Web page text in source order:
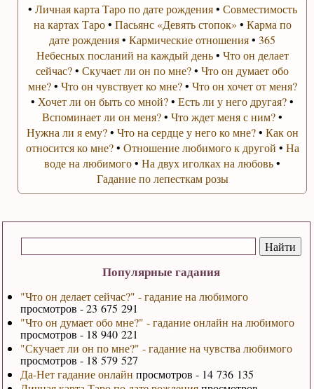
Популярные гадания
"Что он делает сейчас?" - гадание на любимого
просмотров - 23 675 291
"Что он думает обо мне?" - гадание онлайн на любимого
просмотров - 18 940 221
"Скучает ли он по мне?" - гадание на чувства любимого
просмотров - 18 579 527
Да-Нет гадание онлайн просмотров - 14 736 135
• Личная карта Таро по дате рождения• Совместимость
на картах Таро• Пасьянс «Девять стопок» • Карма по
дате рождения•Кармические отношения•365
Небесных посланий на каждый день• Что он делает
сейчас?•Скучает ли он по мне?•Что он думает обо
мне?• Что он чувствует ко мне?• Что он хочет от меня?
• Хочет ли он быть со мной?•Есть ли у него другая?•
Вспоминает ли он меня?•Что ждет меня с ним?•
Нужна ли я ему?• Что на сердце у него ко мне?• Как он
относится ко мне?• Отношение любимого к другой • На
воде на любимого•На двух иголках на любовь•
Гадание по лепесткам розы